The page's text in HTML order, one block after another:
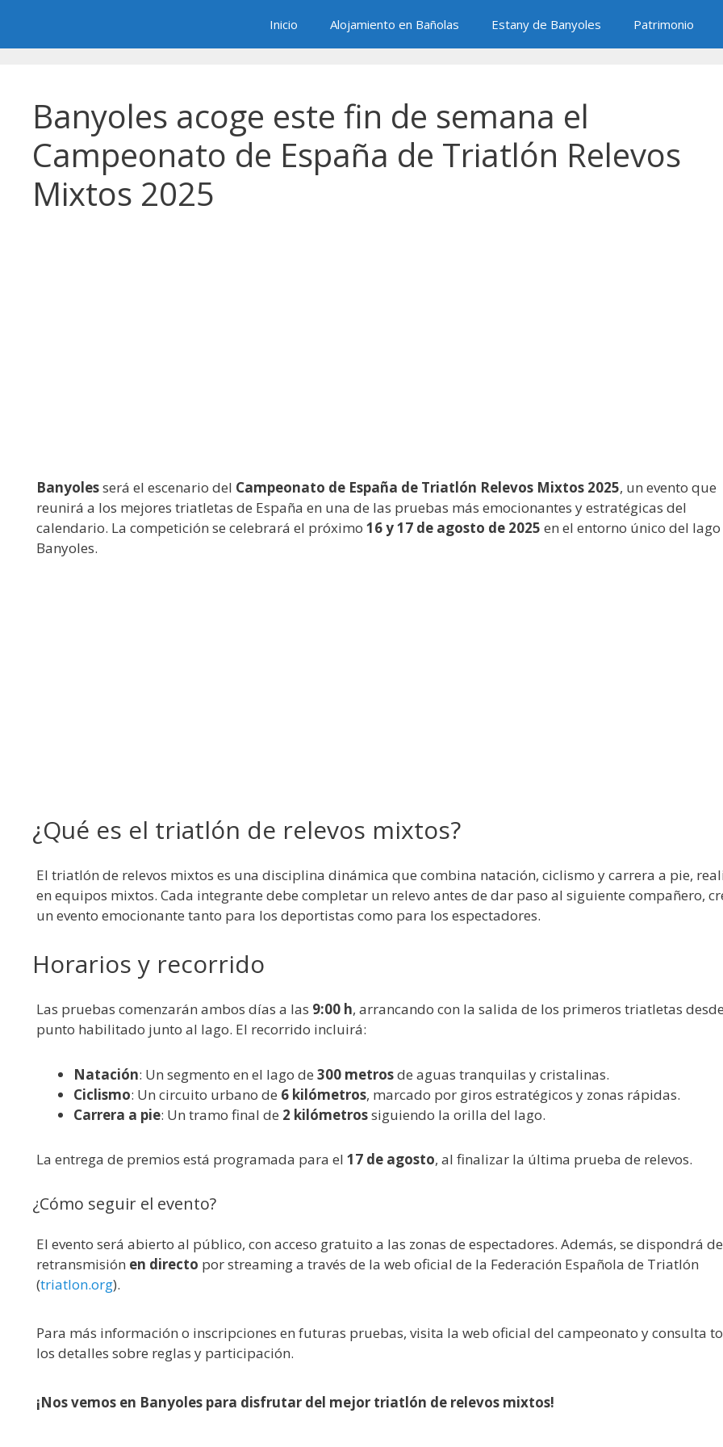
contenido
Inicio Alojamiento en Bañolas Estany de Banyoles Patrimonio
Banyoles acoge este fin de semana el
Campeonato de España de Triatlón Relevos
Mixtos 2025
Banyolesserá el escenario del Campeonato de España de Triatlón Relevos Mixtos 2025, un evento que
reunirá a los mejores triatletas de España en una de las pruebas más emocionantes y estratégicas del
calendario. La competición se celebrará el próximo 16 y 17 de agosto de 2025 en el entorno único del
Banyoles.
¿Qué es el triatlón de relevos mixtos?
El triatlón de relevos mixtos es una disciplina dinámica que combina natación, ciclismo y carrera a pie,
en equipos mixtos. Cada integrante debe completar un relevo antes de dar paso al siguiente compañero,
un evento emocionante tanto para los deportistas como para los espectadores.
Horarios y recorrido
Las pruebas comenzarán ambos días a las 9:00 h, arrancando con la salida de los primeros triatletas
punto habilitado junto al lago. El recorrido incluirá:
Natación: Un segmento en el lago de 300 metrosde aguas tranquilas y cristalinas.
Ciclismo: Un circuito urbano de 6 kilómetros, marcado por giros estratégicos y zonas rápidas.
Carrera a pie: Un tramo final de 2 kilómetrossiguiendo la orilla del lago.
La entrega de premios está programada para el 17 de agosto, al finalizar la última prueba de relevos.
¿Cómo seguir el evento?
El evento será abierto al público, con acceso gratuito a las zonas de espectadores. Además, se dispondrá
retransmisión en directo por streaming a través de la web oficial de la Federación Española de Triatlón
(triatlon.org).
Para más información o inscripciones en futuras pruebas, visita la web oficial del campeonato y consulta
los detalles sobre reglas y participación.
¡Nos vemos en Banyoles para disfrutar del mejor triatlón de relevos mixtos!